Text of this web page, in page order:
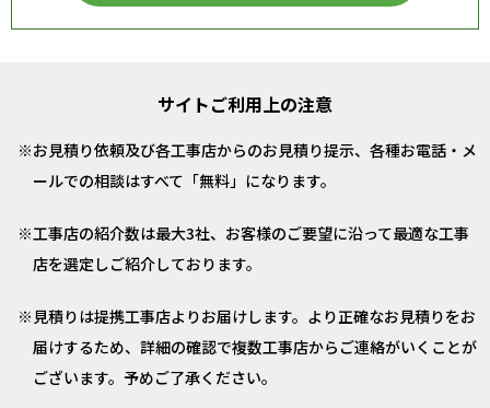
サイトご利用上の注意
お見積り依頼及び各工事店からのお見積り提示、各種お電話・メ
ールでの相談はすべて「無料」になります。
工事店の紹介数は最大3社、お客様のご要望に沿って最適な工事
店を選定しご紹介しております。
見積りは提携工事店よりお届けします。より正確なお見積りをお
届けするため、詳細の確認で複数工事店からご連絡がいくことが
ございます。予めご了承ください。